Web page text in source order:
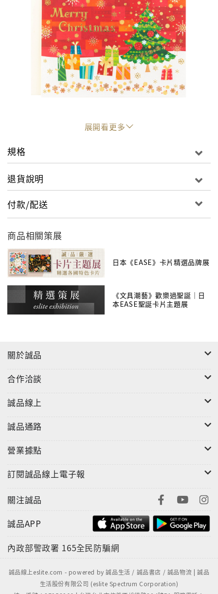
"
展開看更多
規格
退貨說明
付款/配送
商品相關策展
日本《EASE》卡片精選品牌展
《文具潮藝》歡樂過聖誕｜日
本EASE聖誕卡片主題展
關於誠品
合作洽談
誠品線上
誠品通路
營業據點
訂閱誠品線上電子報
關注誠品
誠品APP
內政部警政署 165全民防騙網
誠品線上eslite.com - powered by 誠品生活 / 誠品書店 / 誠品物流 | 誠品
生活股份有限公司 (eslite Spectrum Corporation)